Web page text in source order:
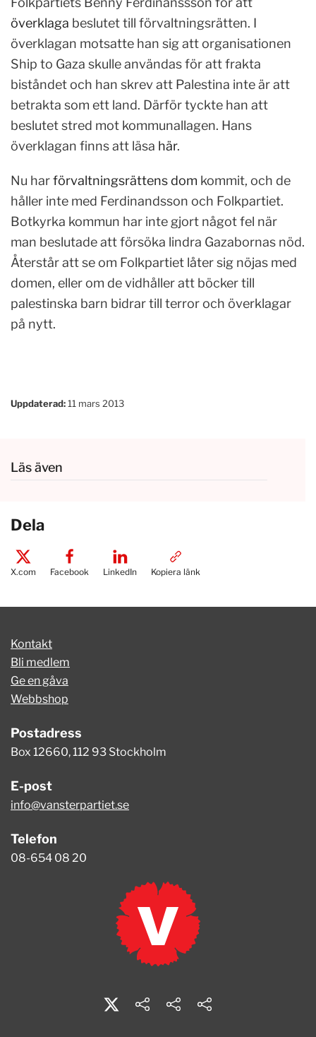
överklaga beslutet till förvaltningsrätten. I
överklagan motsatte han sig att organisationen
Ship to Gaza skulle användas för att frakta
biståndet och han skrev att Palestina inte är att
betrakta som ett land. Därför tyckte han att
beslutet stred mot kommunallagen. Hans
överklagan finns att läsa här.
Nu harförvaltningsrättens dom kommit, och de
håller inte med Ferdinandsson och Folkpartiet.
Botkyrka kommun har inte gjort något fel när
man beslutade att försöka lindra Gazabornas nöd.
Återstår att se om Folkpartiet låter sig nöjas med
domen, eller om de vidhåller att böcker till
palestinska barn bidrar till terror och överklagar
på nytt.
Uppdaterad:11 mars 2013
Läs även
Dela
X.com Facebook LinkedIn Kopiera länk
Kontakt
Bli medlem
Ge en gåva
Webbshop
Postadress
Box 12660, 112 93 Stockholm
E-post
info@vansterpartiet.se
Telefon
08-654 08 20